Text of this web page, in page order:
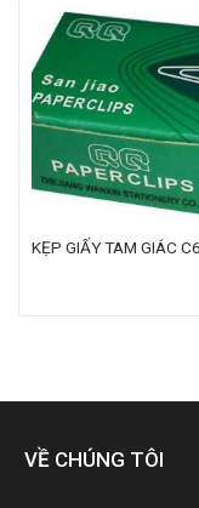
KẸP GIẤY TAM GIÁC
VỀ CHÚNG TÔI